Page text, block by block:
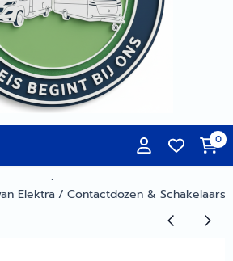
0
.
Elektra/ Contactdozen & Schakelaars